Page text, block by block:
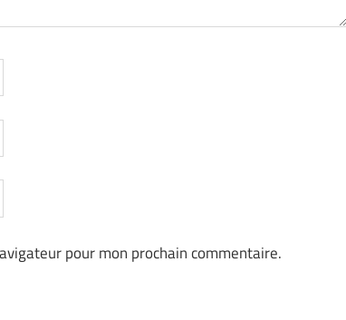
pour mon prochain commentaire.